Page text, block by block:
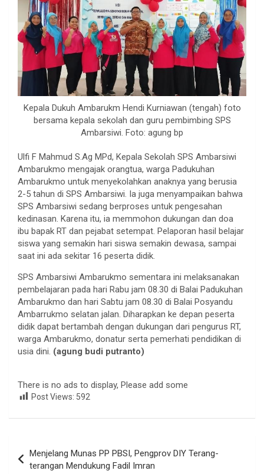
Kepala Dukuh Ambarukm Hendi Kurniawan (tengah) foto
bersama kepala sekolah dan guru pembimbing SPS
Ambarsiwi. Foto: agung bp
Ulfi F Mahmud S.Ag MPd, Kepala Sekolah SPS Ambarsiwi
Ambarukmo mengajak orangtua, warga Padukuhan
Ambarukmo untuk menyekolahkan anaknya yang berusia
2-5 tahun di SPS Ambarsiwi. Ia juga menyampaikan bahwa
SPS Ambarsiwi sedang berproses untuk pengesahan
kedinasan. Karena itu, ia memmohon dukungan dan doa
ibu bapak RT dan pejabat setempat. Pelaporan hasil belajar
siswa yang semakin hari siswa semakin dewasa, sampai
saat ini ada sekitar 16 peserta didik.
SPS Ambarsiwi Ambarukmo sementara ini melaksanakan
pembelajaran pada hari Rabu jam 08.30 di Balai Padukuhan
Ambarukmo dan hari Sabtu jam 08.30 di Balai Posyandu
Ambarrukmo selatan jalan. Diharapkan ke depan peserta
didik dapat bertambah dengan dukungan dari pengurus RT,
warga Ambarukmo, donatur serta pemerhati pendidikan di
usia dini. (agung budi putranto)
There is no ads to display, Please add some
Post Views: 592
pos
Menjelang Munas PP PBSI, Pengprov DIY Terang-
terangan Mendukung Fadil Imran